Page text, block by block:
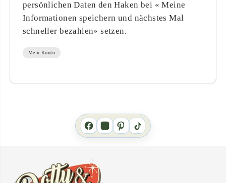
persönlichen Daten den Haken bei « Meine
Informationen speichern und nächstes Mal
schneller bezahlen» setzen.
Mein Konto